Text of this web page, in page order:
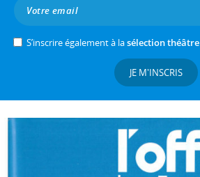
S’inscrire également à lasélection théâtre
JE M'INSCRIS